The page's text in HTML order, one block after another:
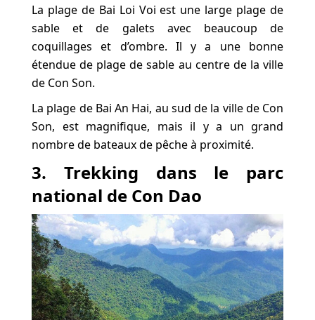
La plage de Bai Loi Voi est une large plage de
sable et de galets avec beaucoup de
coquillages et d’ombre. Il y a une bonne
étendue de plage de sable au centre de la ville
de Con Son.
La plage de Bai An Hai, au sud de la ville de Con
Son, est magnifique, mais il y a un grand
nombre de bateaux de pêche à proximité.
3. Trekking dans le parc
national de Con Dao